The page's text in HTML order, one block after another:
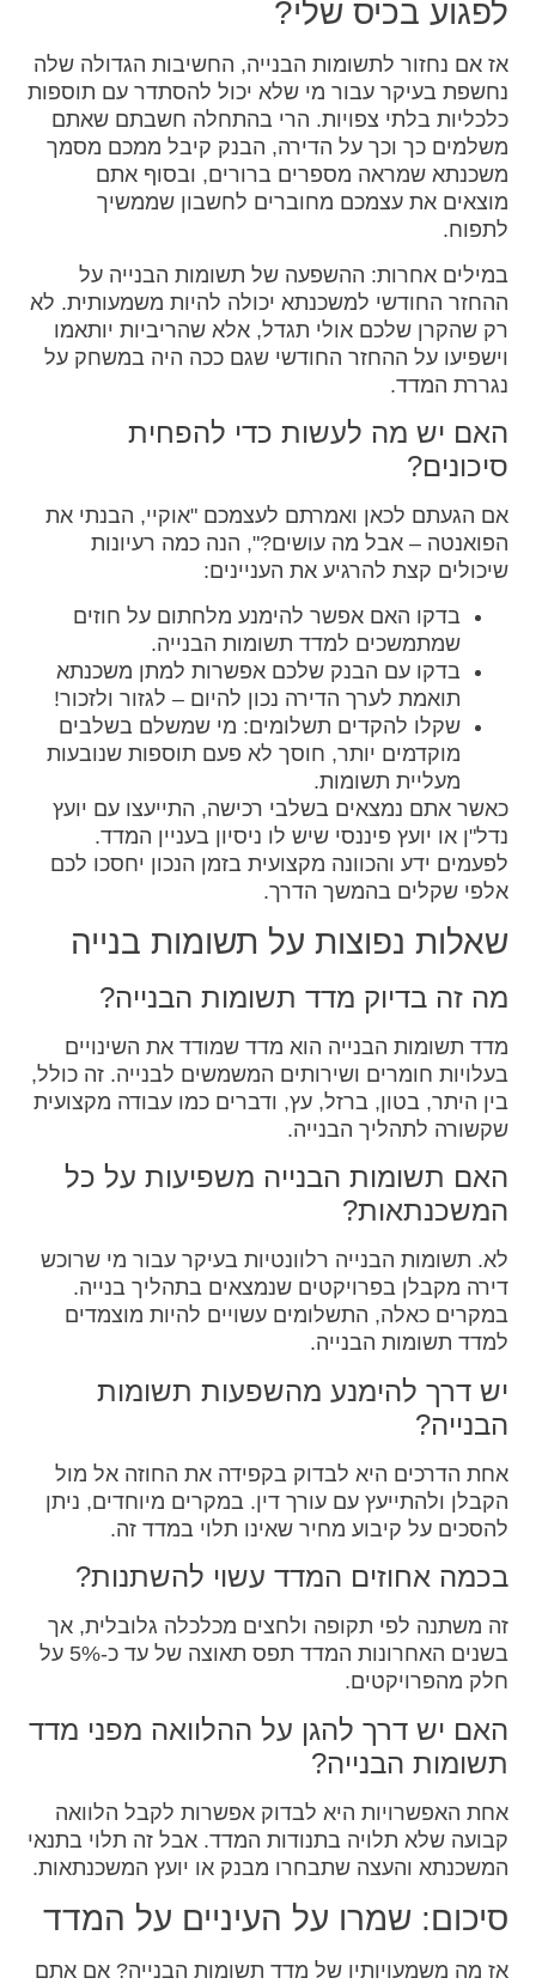
לפגוע בכיס שלי?
אז אם נחזור לתשומות הבנייה, החשיבות הגדולה שלה
נחשפת בעיקר עבור מי שלא יכול להסתדר עם תוספות
כלכליות בלתי צפויות. הרי בהתחלה חשבתם שאתם
משלמים כך וכך על הדירה, הבנק קיבל ממכם מסמך
משכנתא שמראה מספרים ברורים, ובסוף אתם
מוצאים את עצמכם מחוברים לחשבון שממשיך
לתפוח.
במילים אחרות: ההשפעה של תשומות הבנייה על
ההחזר החודשי למשכנתא יכולה להיות משמעותית. לא
רק שהקרן שלכם אולי תגדל, אלא שהריביות יותאמו
וישפיעו על ההחזר החודשי שגם ככה היה במשחק על
נגררת המדד.
האם יש מה לעשות כדי להפחית
סיכונים?
אם הגעתם לכאן ואמרתם לעצמכם "אוקיי, הבנתי את
הפואנטה – אבל מה עושים?", הנה כמה רעיונות
שיכולים קצת להרגיע את העניינים:
בדקו האם אפשר להימנע מלחתום על חוזים
שמתמשכים למדד תשומות הבנייה.
בדקו עם הבנק שלכם אפשרות למתן משכנתא
תואמת לערך הדירה נכון להיום – לגזור ולזכור!
שקלו להקדים תשלומים: מי שמשלם בשלבים
מוקדמים יותר, חוסך לא פעם תוספות שנובעות
מעליית תשומות.
כאשר אתם נמצאים בשלבי רכישה, התייעצו עם יועץ
נדל"ן או יועץ פיננסי שיש לו ניסיון בעניין המדד.
לפעמים ידע והכוונה מקצועית בזמן הנכון יחסכו לכם
אלפי שקלים בהמשך הדרך.
שאלות נפוצות על תשומות בנייה
מה זה בדיוק מדד תשומות הבנייה?
מדד תשומות הבנייה הוא מדד שמודד את השינויים
בעלויות חומרים ושירותים המשמשים לבנייה. זה כולל,
בין היתר, בטון, ברזל, עץ, ודברים כמו עבודה מקצועית
שקשורה לתהליך הבנייה.
האם תשומות הבנייה משפיעות על כל
המשכנתאות?
לא. תשומות הבנייה רלוונטיות בעיקר עבור מי שרוכש
דירה מקבלן בפרויקטים שנמצאים בתהליך בנייה.
במקרים כאלה, התשלומים עשויים להיות מוצמדים
למדד תשומות הבנייה.
יש דרך להימנע מהשפעות תשומות
הבנייה?
אחת הדרכים היא לבדוק בקפידה את החוזה אל מול
הקבלן ולהתייעץ עם עורך דין. במקרים מיוחדים, ניתן
להסכים על קיבוע מחיר שאינו תלוי במדד זה.
בכמה אחוזים המדד עשוי להשתנות?
זה משתנה לפי תקופה ולחצים מכלכלה גלובלית, אך
בשנים האחרונות המדד תפס תאוצה של עד כ-5% על
חלק מהפרויקטים.
האם יש דרך להגן על ההלוואה מפני מדד
תשומות הבנייה?
אחת האפשרויות היא לבדוק אפשרות לקבל הלוואה
קבועה שלא תלויה בתנודות המדד. אבל זה תלוי בתנאי
המשכנתא והעצה שתבחרו מבנק או יועץ המשכנתאות.
סיכום: שמרו על העיניים על המדד
אז מה משמעויותיו של מדד תשומות הבנייה? אם אתם